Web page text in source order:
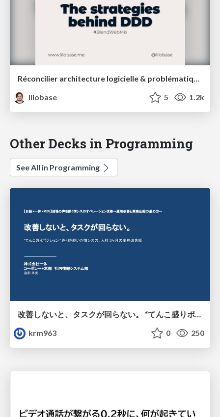
Réconcilier architecture logicielle & problématiques métiers : une introduction au Domain Driven Design – Blend Web Mix 2021
lilobase
5 1.2k
Other Decks in Programming
See All in Programming
krm963
0 250